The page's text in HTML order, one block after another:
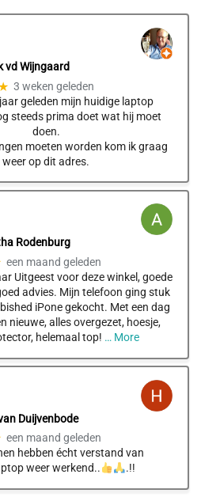
vd Wijngaard
3 weken geleden
geleden mijn huidige laptop
steeds prima doet wat hij moet
doen.
moeten worden kom ik graag
weer op dit adres.
Rodenburg
een maand geleden
Uitgeest voor deze winkel, goede
advies. Mijn telefoon ging stuk
iPone gekocht. Met een dag
nieuwe, alles overgezet, hoesje,
helemaal top! … More
Duijvenbode
een maand geleden
hebben écht verstand van
weer werkend..
.!!